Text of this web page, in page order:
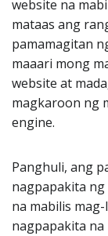
website na
mataas ang
pamamagitan
maaari mong
website at
magkaroon ng
engine.
Panghuli, ang
nagpapakita
na mabilis
nagpapakita